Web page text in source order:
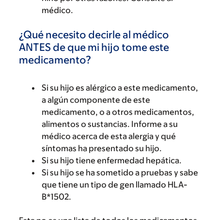
médico.
¿Qué necesito decirle al médico
ANTES de que mi hijo tome este
medicamento?
Si su hijo es alérgico a este medicamento,
a algún componente de este
medicamento, o a otros medicamentos,
alimentos o sustancias. Informe a su
médico acerca de esta alergia y qué
síntomas ha presentado su hijo.
Si su hijo tiene enfermedad hepática.
Si su hijo se ha sometido a pruebas y sabe
que tiene un tipo de gen llamado HLA-
B*1502.